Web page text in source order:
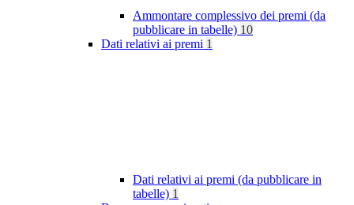
Ammontare complessivo dei premi (da
pubblicare in tabelle) 10
Dati relativi ai premi 1
Dati relativi ai premi (da pubblicare in
tabelle) 1